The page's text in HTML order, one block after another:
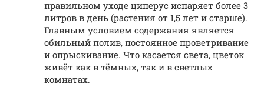
правильном уходе циперус испаряет более 3
литров в день (растения от 1,5 лет и старше).
Главным условием содержания является
обильный полив, постоянное проветривание
и опрыскивание. Что касается света, цветок
живёт как в тёмных, так и в светлых
комнатах.